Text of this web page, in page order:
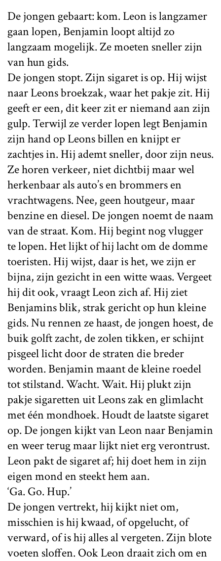
De jongen gebaart: kom. Leon is langzamer
gaan lopen, Benjamin loopt altijd zo
langzaam mogelijk. Ze moeten sneller zijn
van hun gids.
De jongen stopt. Zijn sigaret is op. Hij wijst
naar Leons broekzak, waar het pakje zit. Hij
geeft er een, dit keer zit er niemand aan zijn
gulp. Terwijl ze verder lopen legt Benjamin
zijn hand op Leons billen en knijpt er
zachtjes in. Hij ademt sneller, door zijn neus.
Ze horen verkeer, niet dichtbij maar wel
herkenbaar als auto’s en brommers en
vrachtwagens. Nee, geen houtgeur, maar
benzine en diesel. De jongen noemt de naam
van de straat. Kom. Hij begint nog vlugger
te lopen. Het lijkt of hij lacht om de domme
toeristen. Hij wijst, daar is het, we zijn er
bijna, zijn gezicht in een witte waas. Vergeet
hij dit ook, vraagt Leon zich af. Hij ziet
Benjamins blik, strak gericht op hun kleine
gids. Nu rennen ze haast, de jongen hoest, de
buik golft zacht, de zolen tikken, er schijnt
pisgeel licht door de straten die breder
worden. Benjamin maant de kleine roedel
tot stilstand. Wacht. Wait. Hij plukt zijn
pakje sigaretten uit Leons zak en glimlacht
met één mondhoek. Houdt de laatste sigaret
op. De jongen kijkt van Leon naar Benjamin
en weer terug maar lijkt niet erg verontrust.
Leon pakt de sigaret af; hij doet hem in zijn
eigen mond en steekt hem aan.
‘Ga. Go. Hup.’
De jongen vertrekt, hij kijkt niet om,
misschien is hij kwaad, of opgelucht, of
verward, of is hij alles al vergeten. Zijn blote
voeten sloffen. Ook Leon draait zich om en